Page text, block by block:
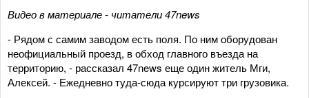
Видео в материале - читатели 47news
- Рядом с самим заводом есть поля. По ним оборудован
неофициальный проезд, в обход главного въезда на
территорию, - рассказал 47news еще один житель Мги,
Алексей. - Ежедневно туда-сюда курсируют три грузовика.